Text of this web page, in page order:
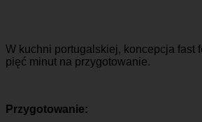
W kuchni portugalskiej, koncepcja fast
pięć minut na przygotowanie.
Przygotowanie: